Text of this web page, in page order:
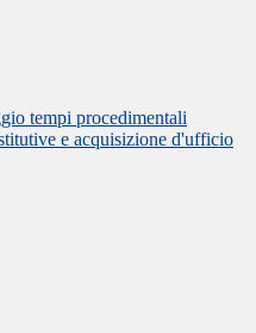
tempi procedimentali
e acquisizione d'ufficio